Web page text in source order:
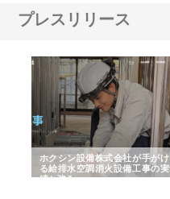
プレスリリース
ホクシン設備株式会社が手がけ
る給排水空調消火設備工事の実
績と強み